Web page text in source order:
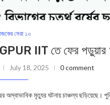
সেরা ১০
IIT তে ফের পড়ুয়ার
July 18, 2025 0 comment
মৃত্যুর ঘটনায় চাঞ্চল্য ছড়িয়েছে।